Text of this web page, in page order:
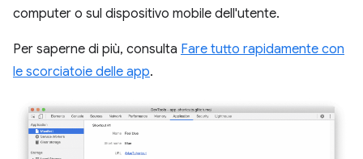
computer o sul dispositivo mobile dell'utente.
Per saperne di più, consulta Fare tutto rapidamente con
le scorciatoie delle app.